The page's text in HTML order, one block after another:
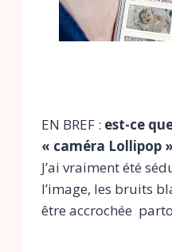
EN BREF : est-ce
« caméra Lollipop
J’ai vraiment été
l’image, les bruits
être accrochée